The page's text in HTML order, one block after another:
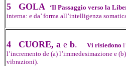
5 GOLA ‘Il Passaggio verso la
interna: e da’ forma all’intelligenza
4 CUORE, a e b. Vi risiedono
l’incremento de (a) l’immedesimazione e
vibrazioni).